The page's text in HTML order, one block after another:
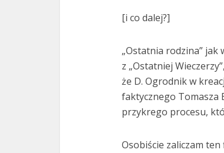
[i co dalej?]
„Ostatnia rodzina” jak
z „Ostatniej
że D. Ogrodnik w
faktycznego Tomasza
przykrego procesu,
Osobiście zaliczam